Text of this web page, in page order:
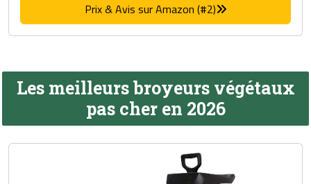
Prix & Avis sur Amazon (#2)
Les meilleurs broyeurs végétaux
pas cher en 2026